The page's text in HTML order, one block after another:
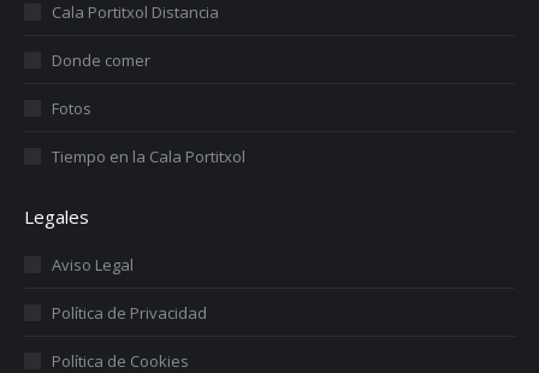
Cala Portitxol Distancia
Donde comer
Fotos
Tiempo en la Cala Portitxol
Legales
Aviso Legal
Política de Privacidad
Política de Cookies